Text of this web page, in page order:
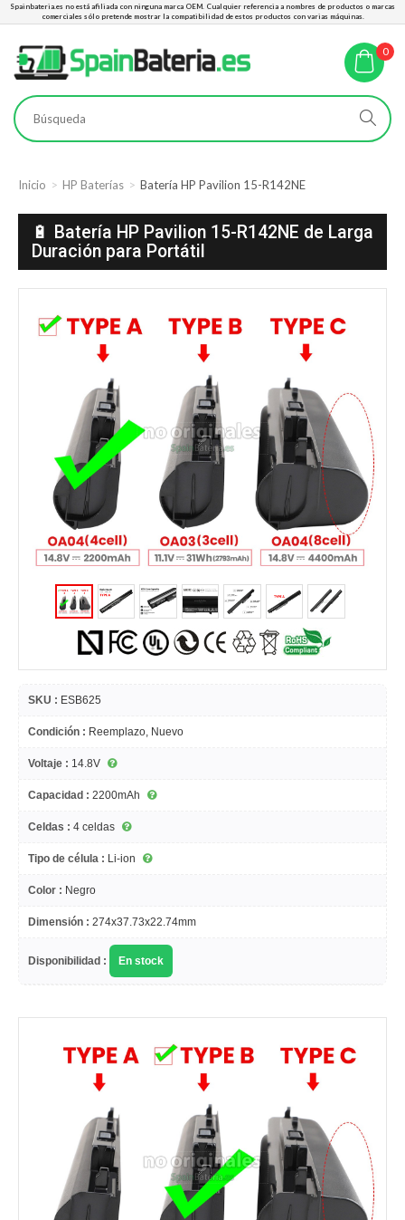
Spainbateria.es no está afiliada con ninguna marca OEM. Cualquier referencia a nombres de productos o marcas
comerciales sólo pretende mostrar la compatibilidad de estos productos con varias máquinas.
0
Inicio HP Baterías Batería HP Pavilion 15-R142NE
🔋 Batería HP Pavilion 15-R142NE de Larga
Duración para Portátil
SKU : ESB625
Condición : Reemplazo, Nuevo
Voltaje : 14.8V
Capacidad : 2200mAh
Celdas : 4 celdas
Tipo de célula : Li-ion
Color : Negro
Dimensión : 274x37.73x22.74mm
Disponibilidad : En stock